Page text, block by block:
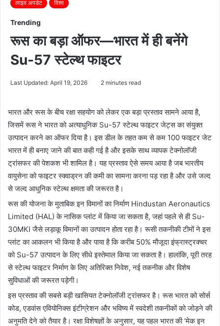
लाइव अपडेट विश्व
Trending
रूस का बड़ा ऑफर—भारत में ही बनेंगे
Su-57 स्टेल्थ फाइटर
Last Updated: April 19, 2026 2 minutes read
भारत और रूस के बीच रक्षा सहयोग को लेकर एक बड़ा प्रस्ताव सामने आया है,
जिसमें रूस ने भारत को अत्याधुनिक Su-57 स्टेल्थ फाइटर जेट्स का संयुक्त
उत्पादन करने का ऑफर दिया है। इस डील के तहत कम से कम 100 फाइटर जेट
भारत में ही बनाए जाने की बात कही गई है और इसके साथ व्यापक टेक्नोलॉजी
ट्रांसफर की पेशकश भी शामिल है। यह प्रस्ताव ऐसे समय आया है जब भारतीय
वायुसेना को फाइटर स्क्वाड्रन की कमी का सामना करना पड़ रहा है और उसे जल्द
से जल्द आधुनिक स्टेल्थ क्षमता की जरूरत है।
रूस की योजना के मुताबिक इन विमानों का निर्माण Hindustan Aeronautics
Limited (HAL) के नासिक प्लांट में किया जा सकता है, जहां पहले से ही Su-
30MKI जैसे लड़ाकू विमानों का उत्पादन होता रहा है। रूसी तकनीकी टीमों ने इस
प्लांट का आकलन भी किया है और पाया है कि करीब 50% मौजूदा इंफ्रास्ट्रक्चर
को Su-57 उत्पादन के लिए सीधे इस्तेमाल किया जा सकता है। हालांकि, पूरी तरह
से स्टेल्थ फाइटर निर्माण के लिए अतिरिक्त निवेश, नई तकनीक और विशेष
सुविधाओं की जरूरत पड़ेगी।
इस प्रस्ताव की सबसे बड़ी खासियत टेक्नोलॉजी ट्रांसफर है। रूस भारत को सोर्स
कोड, एडवांस एवियोनिक्स इंटीग्रेशन और भविष्य में स्वदेशी तकनीकों को जोड़ने की
अनुमति देने को तैयार है। रक्षा विशेषज्ञों के अनुसार, यह पहल भारत की ‘मेक इन